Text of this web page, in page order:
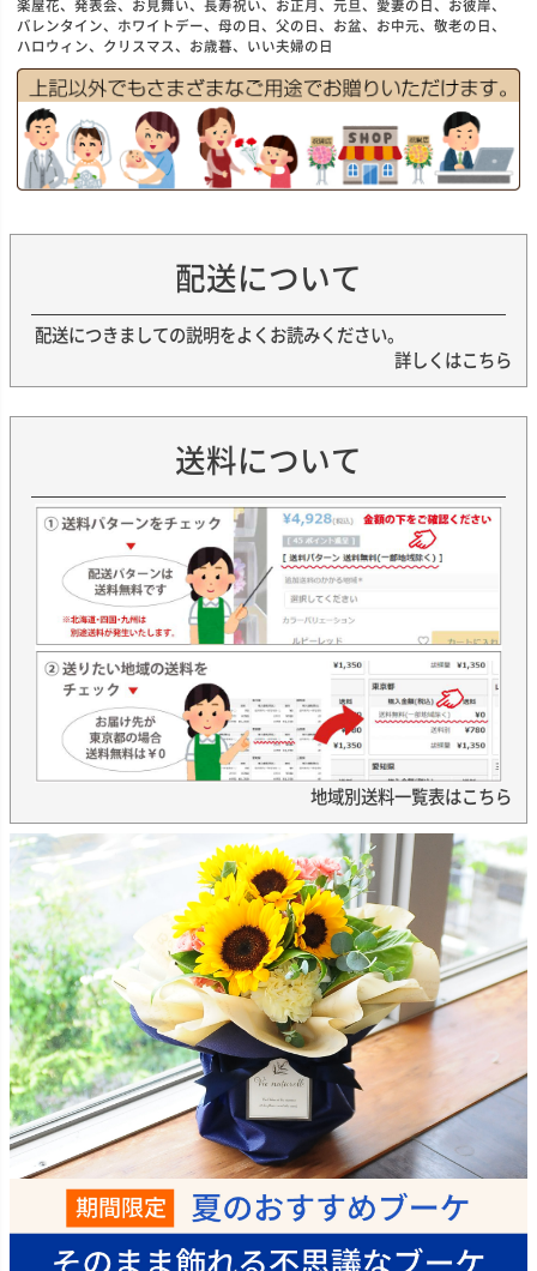
楽屋花、発表会、お見舞い、長寿祝い、お正月、元旦、愛妻の日、お彼岸、
バレンタイン、ホワイトデー、母の日、父の日、お盆、お中元、敬老の日、
ハロウィン、クリスマス、お歳暮、いい夫婦の日
配送について
配送につきましての説明をよくお読みください。
詳しくはこちら
送料について
地域別送料一覧表はこちら